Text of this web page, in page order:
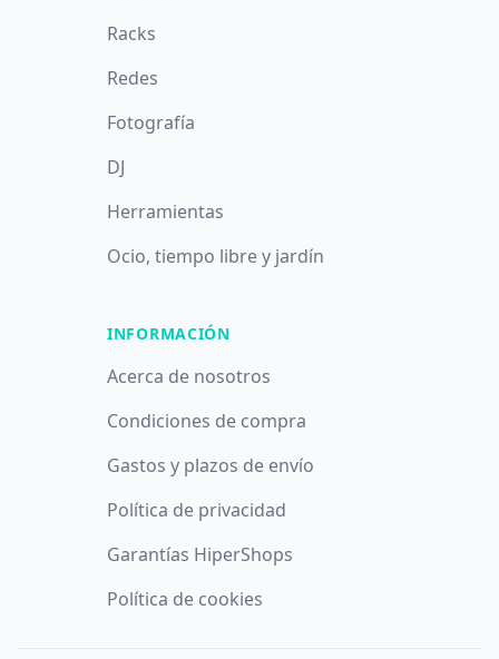
Racks
Redes
Fotografía
DJ
Herramientas
Ocio, tiempo libre y jardín
INFORMACIÓN
Acerca de nosotros
Condiciones de compra
Gastos y plazos de envío
Política de privacidad
Garantías HiperShops
Política de cookies